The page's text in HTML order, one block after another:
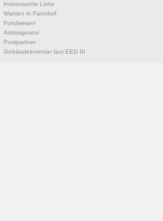
Interessante Links
Wahlen in Parndorf
Fundwesen
Amtssignatur
Postpartner
Gebäudeinventar laut EED III